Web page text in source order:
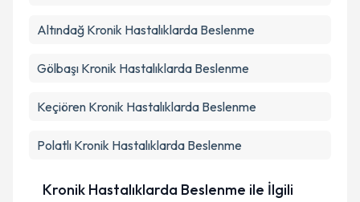
Altındağ Kronik Hastalıklarda Beslenme
Gölbaşı Kronik Hastalıklarda Beslenme
Keçiören Kronik Hastalıklarda Beslenme
Polatlı Kronik Hastalıklarda Beslenme
Kronik Hastalıklarda Beslenme ile İlgili